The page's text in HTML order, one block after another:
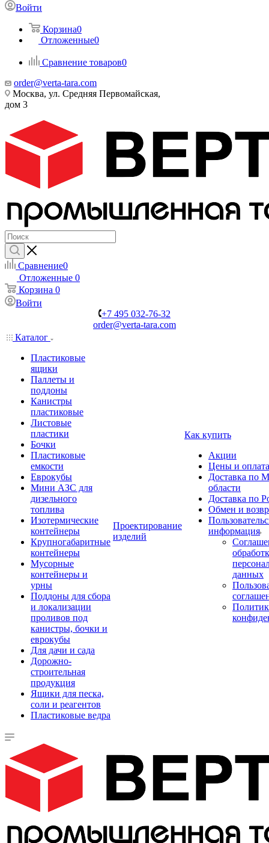
Войти
Корзина0
Отложенные0
Сравнение товаров0
order@verta-tara.com
Москва, ул. Средняя Первомайская,
дом 3
Сравнение0
Отложенные 0
Корзина 0
Войти
+7 495 032-76-32
order@verta-tara.com
Каталог
Пластиковые
ящики
Паллеты и
поддоны
Канистры
пластиковые
Листовые
пластики
Бочки
Пластиковые
емкости
Еврокубы
Мини АЗС для
дизельного
топлива
Изотермические
контейнеры
Крупногабаритные
контейнеры
Мусорные
контейнеры и
урны
Поддоны для сбора
и локализации
проливов под
канистры, бочки и
еврокубы
Для дачи и сада
Дорожно-
строительная
продукция
Ящики для песка,
соли и реагентов
Пластиковые ведра
Проектирование
изделий
Как купить
Акции
Цены и оплата
Доставка по
области
Доставка по
Обмен и
информация
данных